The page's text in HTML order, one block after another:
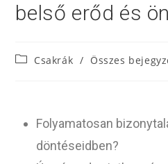
belső erőd és
Csakrák / Összes
Folyamatosan
döntéseidben?